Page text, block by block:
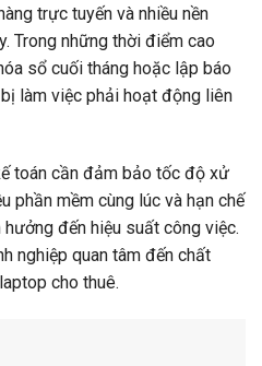
trực tuyến và nhiều nền
Trong những thời điểm cao
sổ cuối tháng hoặc lập báo
làm việc phải hoạt động liên
toán cần đảm bảo tốc độ xử
phần mềm cùng lúc và hạn chế
đến hiệu suất công việc.
nghiệp quan tâm đến chất
cho thuê.